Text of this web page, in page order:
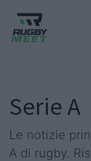
Serie A
Le notizie
A di rugby.